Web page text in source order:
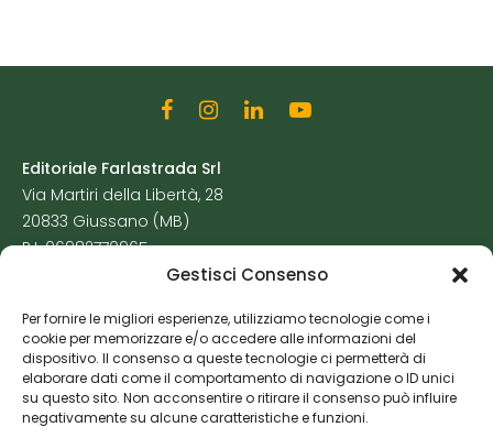
Gestisci Consenso
Per fornire le migliori esperienze, utilizziamo tecnologie come i
cookie per memorizzare e/o accedere alle informazioni del
dispositivo. Il consenso a queste tecnologie ci permetterà di
elaborare dati come il comportamento di navigazione o ID unici
su questo sito. Non acconsentire o ritirare il consenso può influire
negativamente su alcune caratteristiche e funzioni.
Editoriale Farlastrada Srl
Via Martiri della Libertà, 28
20833 Giussano (MB)
P.I. 06982770965
Cookie Policy
Risorse Aggiuntive